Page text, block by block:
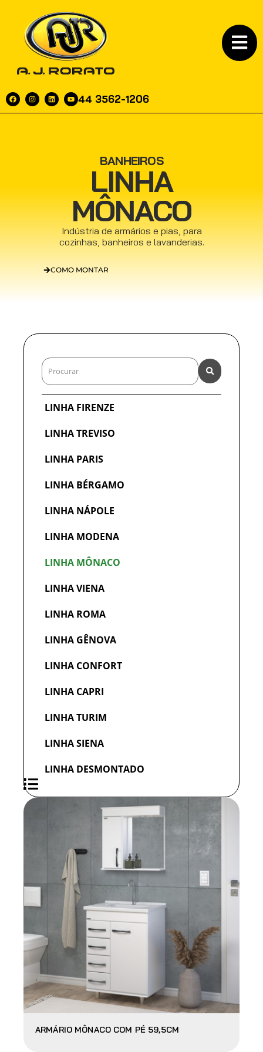
44 3562-1206
BANHEIROS
LINHA
MÔNACO
Indústria de armários e pias, para
cozinhas, banheiros e lavanderias.
COMO MONTAR
LINHA FIRENZE
LINHA TREVISO
LINHA PARIS
LINHA BÉRGAMO
LINHA NÁPOLE
LINHA MODENA
LINHA MÔNACO
LINHA VIENA
LINHA ROMA
LINHA GÊNOVA
LINHA CONFORT
LINHA CAPRI
LINHA TURIM
LINHA SIENA
LINHA DESMONTADO
ARMÁRIO MÔNACO COM PÉ 59,5CM